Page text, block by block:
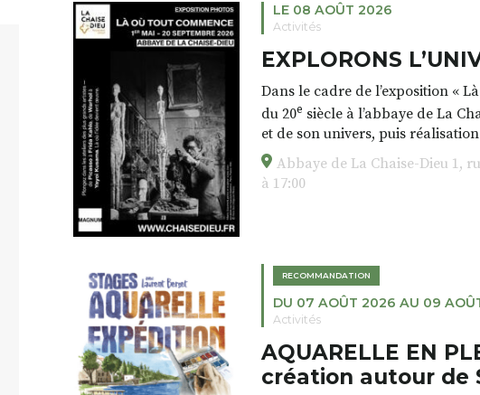
LE 08 AOÛT 2026
Activités
EXPLORONS
Dans le cadre de l’exposition «
du 20e siècle à l’abbaye de La
et de son univers, puis
Tout public. Informations et
Abbaye de La Chaise-Dieu 1,
à 17:00
RECOMMANDATION
DU 07 AOÛT 2026 AU 09
Activités
AQUARELLE EN
création autour de